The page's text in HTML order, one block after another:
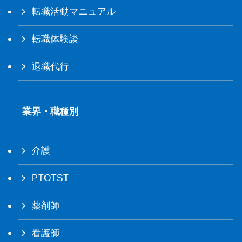
転職活動マニュアル
転職体験談
退職代行
業界・職種別
介護
PTOTST
薬剤師
看護師